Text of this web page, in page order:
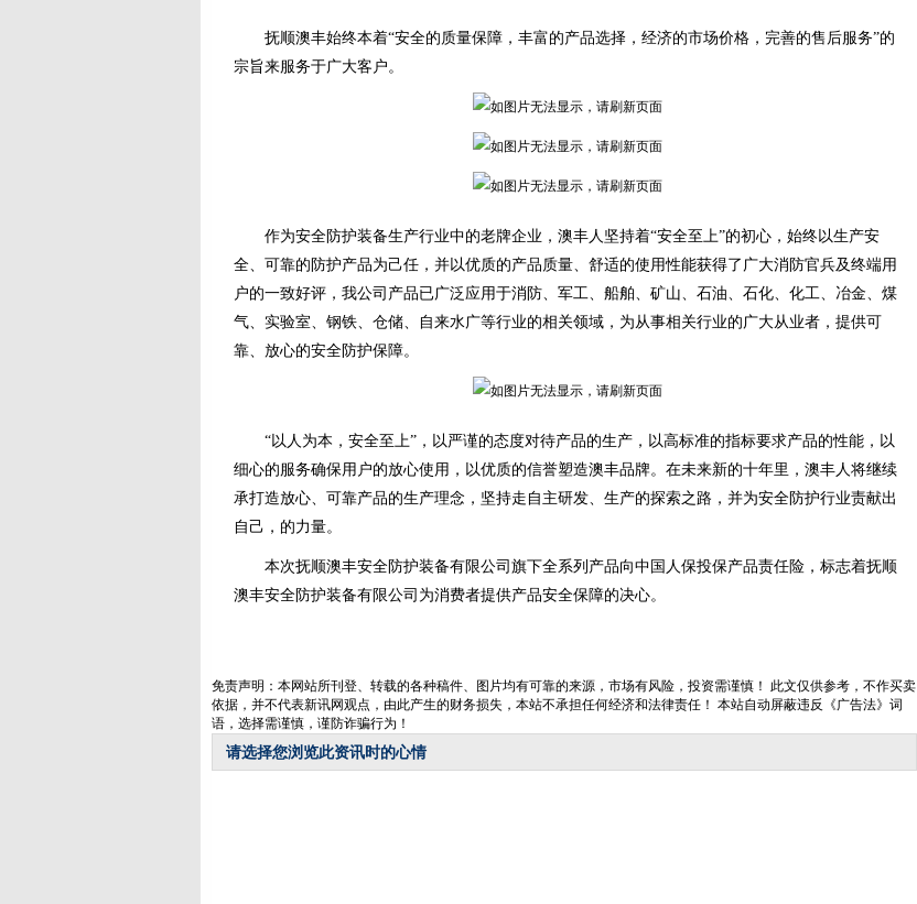
抚顺澳丰始终本着“安全的质量保障，丰富的产品选择，经济的市场价格，完善的售后服务”的
宗旨来服务于广大客户。
作为安全防护装备生产行业中的老牌企业，澳丰人坚持着“安全至上”的初心，始终以生产安
全、可靠的防护产品为己任，并以优质的产品质量、舒适的使用性能获得了广大消防官兵及终端用
户的一致好评，我公司产品已广泛应用于消防、军工、船舶、矿山、石油、石化、化工、冶金、煤
气、实验室、钢铁、仓储、自来水广等行业的相关领域，为从事相关行业的广大从业者，提供可
靠、放心的安全防护保障。
“以人为本，安全至上”，以严谨的态度对待产品的生产，以高标准的指标要求产品的性能，以
细心的服务确保用户的放心使用，以优质的信誉塑造澳丰品牌。在未来新的十年里，澳丰人将继续
承打造放心、可靠产品的生产理念，坚持走自主研发、生产的探索之路，并为安全防护行业责献出
自己，的力量。
本次抚顺澳丰安全防护装备有限公司旗下全系列产品向中国人保投保产品责任险，标志着抚顺
澳丰安全防护装备有限公司为消费者提供产品安全保障的决心。
免责声明：本网站所刊登、转载的各种稿件、图片均有可靠的来源，市场有风险，投资需谨慎！ 此文仅供参考，不作买卖
依据，并不代表新讯网观点，由此产生的财务损失，本站不承担任何经济和法律责任！ 本站自动屏蔽违反《广告法》词
语，选择需谨慎，谨防诈骗行为！
请选择您浏览此资讯时的心情